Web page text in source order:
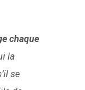
chaque
la
se